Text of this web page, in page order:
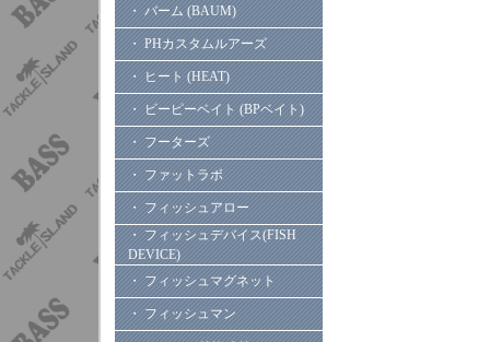
・ バーム (BAUM)
・ PHカスタムルアーズ
・ ヒート (HEAT)
・ ビーピーベイト (BPベイト)
・ フーターズ
・ ファットラボ
・ フィッシュアロー
・ フィッシュデバイス(FISH
DEVICE)
・ フィッシュマグネット
・ フィッシュマン